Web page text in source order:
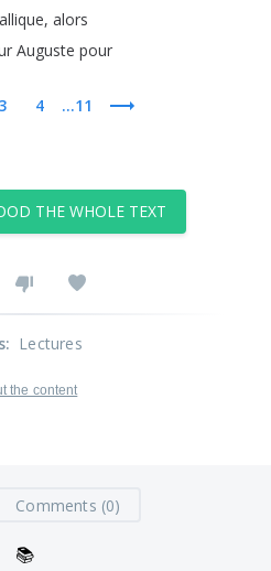
, alors
Auguste pour
3 4 ...11
THE WHOLE TEXT
: Lectures
the content
Comments (0)
📚